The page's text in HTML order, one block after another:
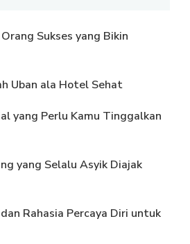
Sukses yang Bikin
Uban ala Hotel Sehat
yang Perlu Kamu Tinggalkan
yang Selalu Asyik Diajak
Rahasia Percaya Diri untuk